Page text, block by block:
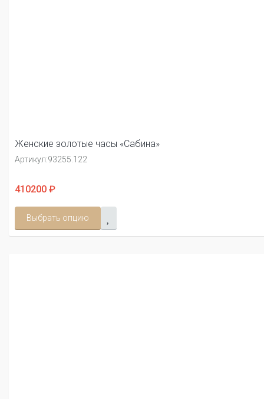
Женские золотые часы «Сабина»
Артикул:93255.122
410200 ₽
Выбрать опцию